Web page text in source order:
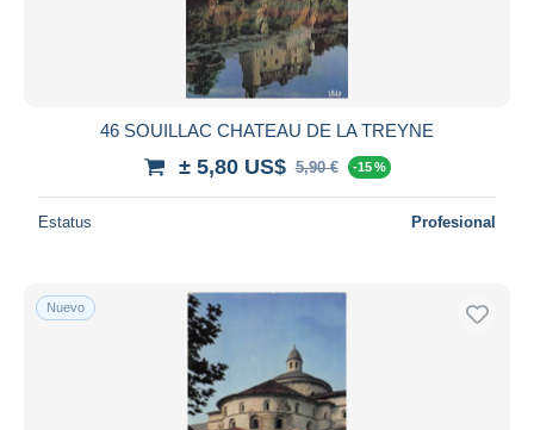
46 SOUILLAC CHATEAU DE LA TREYNE
± 5,80 US$ 5,90 € -15 %
Estatus Profesional
Nuevo